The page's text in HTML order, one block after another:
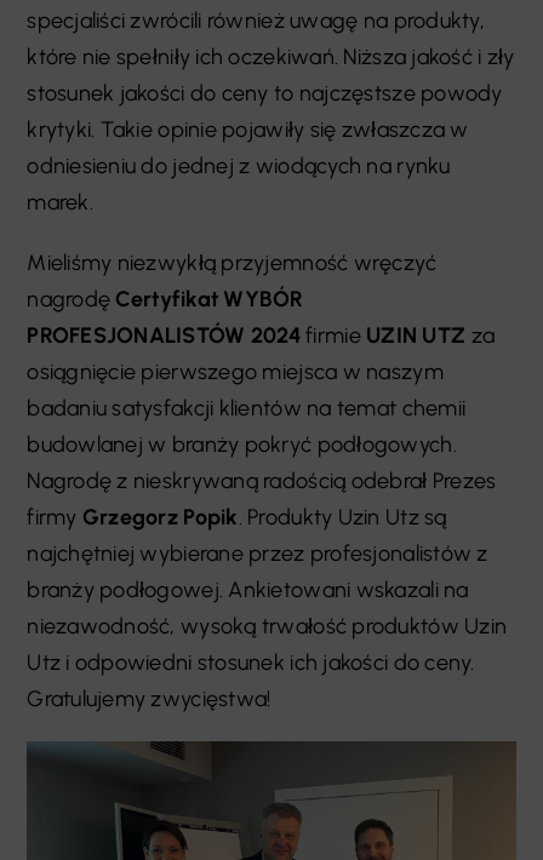
specjaliści zwrócili również uwagę na produkty,
które nie spełniły ich oczekiwań. Niższa jakość i zły
stosunek jakości do ceny to najczęstsze powody
krytyki. Takie opinie pojawiły się zwłaszcza w
odniesieniu do jednej z wiodących na rynku
marek.
Mieliśmy niezwykłą przyjemność wręczyć
nagrodę Certyfikat WYBÓR
PROFESJONALISTÓW 2024firmieUZIN UTZ za
osiągnięcie pierwszego miejsca w naszym
badaniu satysfakcji klientów na temat chemii
budowlanej w branży pokryć podłogowych.
Nagrodę z nieskrywaną radością odebrał Prezes
firmy Grzegorz Popik. Produkty Uzin Utz są
najchętniej wybierane przez profesjonalistów z
branży podłogowej. Ankietowani wskazali na
niezawodność, wysoką trwałość produktów Uzin
Utz i odpowiedni stosunek ich jakości do ceny.
Gratulujemy zwycięstwa!